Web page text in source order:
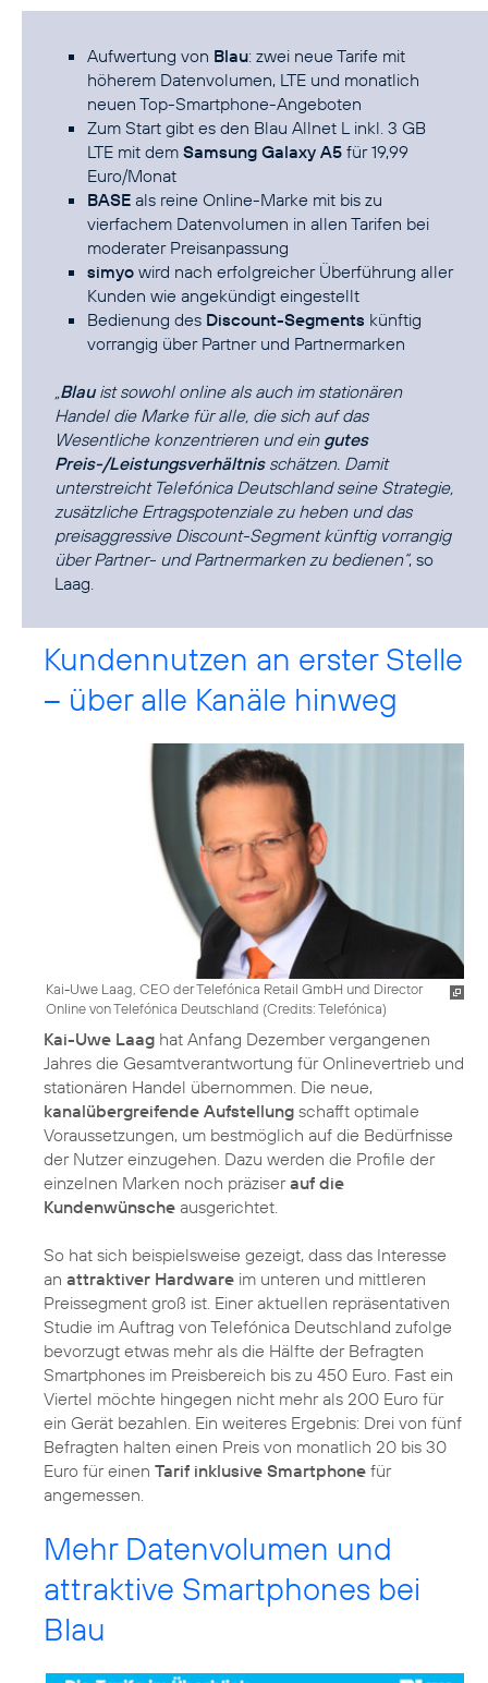
Aufwertung von Blau: zwei neue Tarife mit
höherem Datenvolumen, LTE und monatlich
neuen Top-Smartphone-Angeboten
Zum Start gibt es den Blau Allnet L inkl. 3 GB
LTE mit dem Samsung Galaxy A5 für 19,99
Euro/Monat
BASE als reine Online-Marke mit bis zu
vierfachem Datenvolumen in allen Tarifen bei
moderater Preisanpassung
simyo wird nach erfolgreicher Überführung aller
Kunden wie angekündigt eingestellt
Bedienung des Discount-Segments künftig
vorrangig über Partner und Partnermarken
„Blauist sowohl online als auch im stationären
Handel die Marke für alle, die sich auf das
Wesentliche konzentrieren und ein gutes
Preis-/Leistungsverhältnisschätzen. Damit
unterstreicht Telefónica Deutschland seine Strategie,
zusätzliche Ertragspotenziale zu heben und das
preisaggressive Discount-Segment künftig vorrangig
über Partner- und Partnermarken zu bedienen“, so
Laag.
Kundennutzen an erster Stelle
– über alle Kanäle hinweg
Kai-Uwe Laag, CEO der Telefónica Retail GmbH und Director
Online von Telefónica Deutschland (Credits: Telefónica)
Kai-Uwe Laag hat Anfang Dezember vergangenen
Jahres die Gesamtverantwortung für Onlinevertrieb und
stationären Handel übernommen. Die neue,
kanalübergreifende Aufstellung schafft optimale
Voraussetzungen, um bestmöglich auf die Bedürfnisse
der Nutzer einzugehen. Dazu werden die Profile der
einzelnen Marken noch präziserauf die
Kundenwünsche ausgerichtet.
So hat sich beispielsweise gezeigt, dass das Interesse
an attraktiver Hardware im unteren und mittleren
Preissegment groß ist. Einer aktuellen repräsentativen
Studie im Auftrag von Telefónica Deutschland zufolge
bevorzugt etwas mehr als die Hälfte der Befragten
Smartphones im Preisbereich bis zu 450 Euro. Fast ein
Viertel möchte hingegen nicht mehr als 200 Euro für
ein Gerät bezahlen. Ein weiteres Ergebnis: Drei von fünf
Befragten halten einen Preis von monatlich 20 bis 30
Euro für einen Tarif inklusive Smartphone für
angemessen.
Mehr Datenvolumen und
attraktive Smartphones bei
Blau